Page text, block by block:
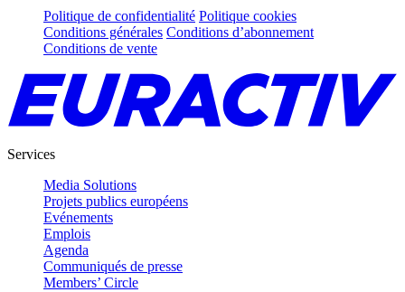
Politique de confidentialité Politique cookies
Conditions générales Conditions d’abonnement
Conditions de vente
Services
Media Solutions
Projets publics européens
Evénements
Emplois
Agenda
Communiqués de presse
Members’ Circle